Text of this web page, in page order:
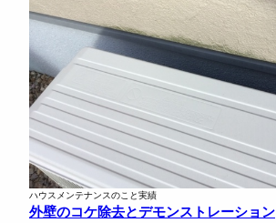
ハウスメンテナンスのこと実績
外壁のコケ除去とデモンストレーション